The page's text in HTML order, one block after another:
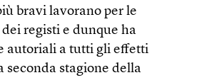
bravi lavorano per le
registi e dunque ha
autoriali a tutti gli effetti
seconda stagione della